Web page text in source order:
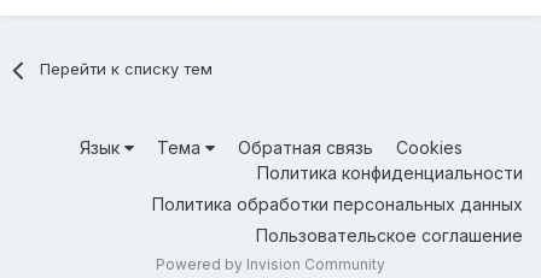
Перейти к списку тем
Язык Тема Обратная связь
Cookies
Политика конфиденциальности
Политика обработки персональных данных
Пользовательское соглашение
Powered by Invision Community